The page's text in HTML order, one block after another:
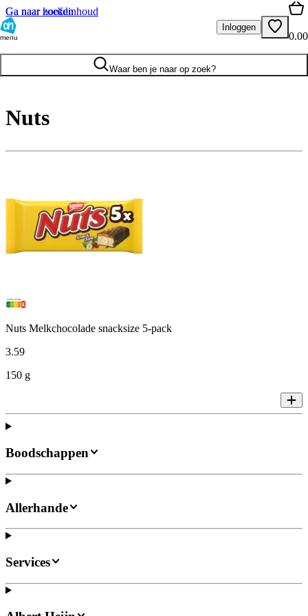
Ga naar hoofdinhoud
Ga naar zoeken
menu
Inloggen
0.00
Waar ben je naar op zoek?
Nuts
Nuts Melkchocolade snacksize 5-pack
3.59
150 g
Boodschappen
Allerhande
Services